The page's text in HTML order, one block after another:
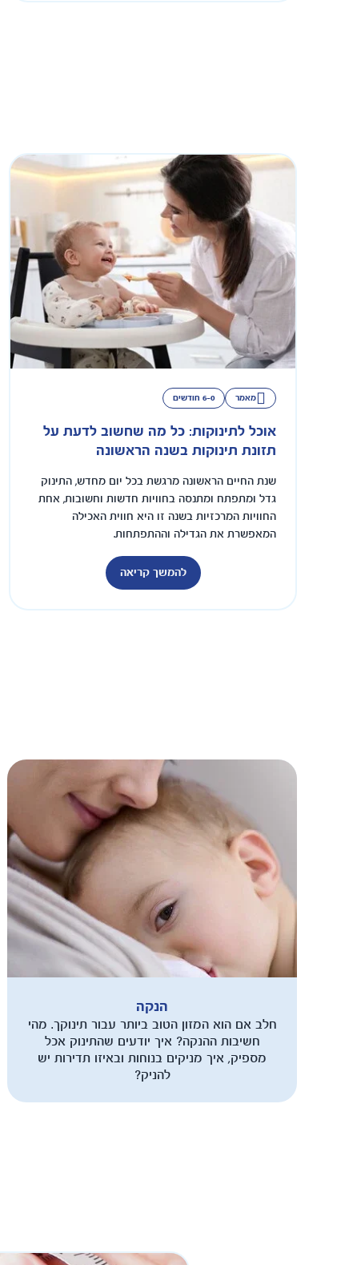
מאמר 6-0 חודשים
אוכל לתינוקות: כל מה שחשוב לדעת על
תזונת תינוקות בשנה הראשונה
שנת החיים הראשונה מרגשת בכל יום מחדש, התינוק
גדל ומתפתח ומתנסה בחוויות חדשות וחשובות, אחת
החוויות המרכזיות בשנה זו היא חווית האכילה
המאפשרת את הגדילה וההתפתחות.
להמשך קריאה
הנקה
חלב אם הוא המזון הטוב ביותר עבור תינוקך. מהי
חשיבות ההנקה? איך יודעים שהתינוק אכל
מספיק, איך מניקים בנוחות ובאיזו תדירות יש
להניק?